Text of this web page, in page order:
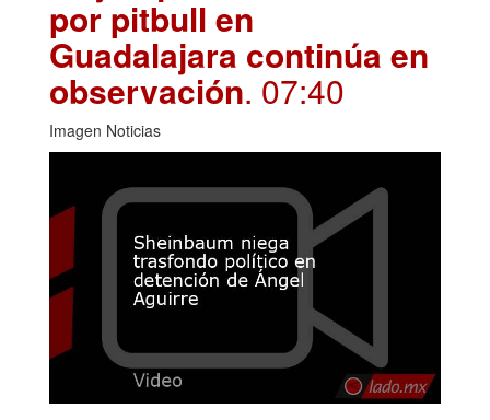
por pitbull en
Guadalajara continúa en
observación. 07:40
Imagen Noticias